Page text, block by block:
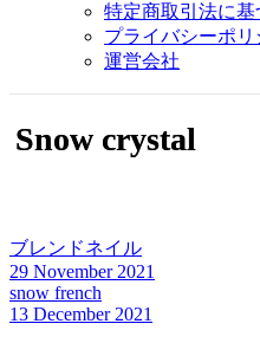
特定商取引法に基
プライバシーポリ
運営会社
Snow crystal
ブレンドネイル
29 November 2021
snow french
13 December 2021